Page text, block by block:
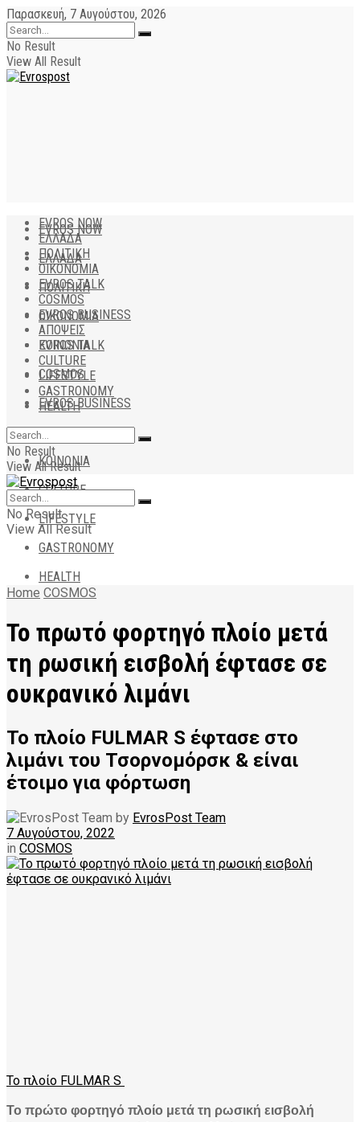
Παρασκευή, 7 Αυγούστου, 2026
No Result
View All Result
EVROS NOW
ΕΛΛΑΔΑ
ΠΟΛΙΤΙΚΗ
ΟΙΚΟΝΟΜΙΑ
EVROS TALK
COSMOS
EVROS BUSINESS
ΑΠΟΨΕΙΣ
ΚΟΙΝΩΝΙΑ
CULTURE
LIFESTYLE
GASTRONOMY
HEALTH
EVROS NOW
ΕΛΛΑΔΑ
ΠΟΛΙΤΙΚΗ
ΟΙΚΟΝΟΜΙΑ
EVROS TALK
COSMOS
EVROS BUSINESS
ΑΠΟΨΕΙΣ
ΚΟΙΝΩΝΙΑ
CULTURE
LIFESTYLE
GASTRONOMY
HEALTH
No Result
View All Result
No Result
View All Result
Home COSMOS
Το πρωτό φορτηγό πλοίο μετά
τη ρωσική εισβολή έφτασε σε
ουκρανικό λιμάνι
Το πλοίο FULMAR S έφτασε στο
λιμάνι του Τσορνομόρσκ & είναι
έτοιμο για φόρτωση
by EvrosPost Team
7 Αυγούστου, 2022
in COSMOS
Το πλοίο FULMAR S
Το πρώτο φορτηγό πλοίο μετά τη ρωσική εισβολή